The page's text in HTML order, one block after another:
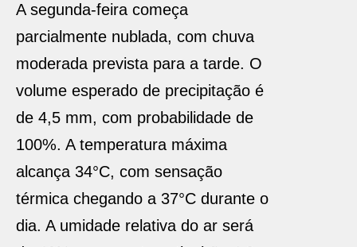
A segunda-feira começa
parcialmente nublada, com chuva
moderada prevista para a tarde. O
volume esperado de precipitação é
de 4,5 mm, com probabilidade de
100%. A temperatura máxima
alcança 34°C, com sensação
térmica chegando a 37°C durante o
dia. A umidade relativa do ar será